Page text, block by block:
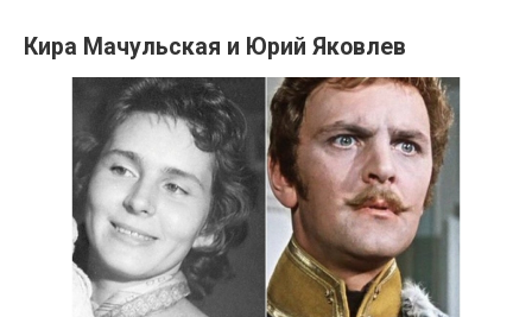
Кира Мачульская и Юрий Яковлев